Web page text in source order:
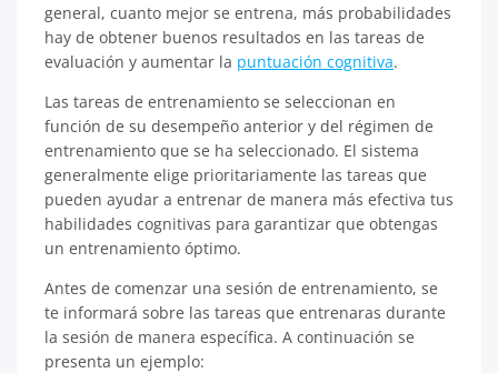
general, cuanto mejor se entrena, más probabilidades
hay de obtener buenos resultados en las tareas de
evaluación y aumentar la puntuación cognitiva.
Las tareas de entrenamiento se seleccionan en
función de su desempeño anterior y del régimen de
entrenamiento que se ha seleccionado. El sistema
generalmente elige prioritariamente las tareas que
pueden ayudar a entrenar de manera más efectiva tus
habilidades cognitivas para garantizar que obtengas
un entrenamiento óptimo.
Antes de comenzar una sesión de entrenamiento, se
te informará sobre las tareas que entrenaras durante
la sesión de manera específica. A continuación se
presenta un ejemplo: